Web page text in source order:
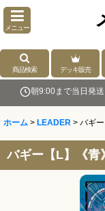
メニュー
商品検索 デッキ販売
朝9:00まで当日発送
ホーム > LEADER > バギー
バギー【L】《青